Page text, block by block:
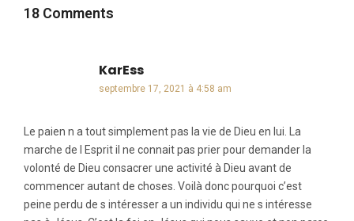
18 Comments
KarEssdit :
septembre 17, 2021 à 4:58 am
Le paien n a tout simplement pas la vie de Dieu en lui. La
marche de l Esprit il ne connait pas prier pour demander la
volonté de Dieu consacrer une activité à Dieu avant de
commencer autant de choses. Voilà donc pourquoi c’est
peine perdu de s intéresser a un individu qui ne s intéresse